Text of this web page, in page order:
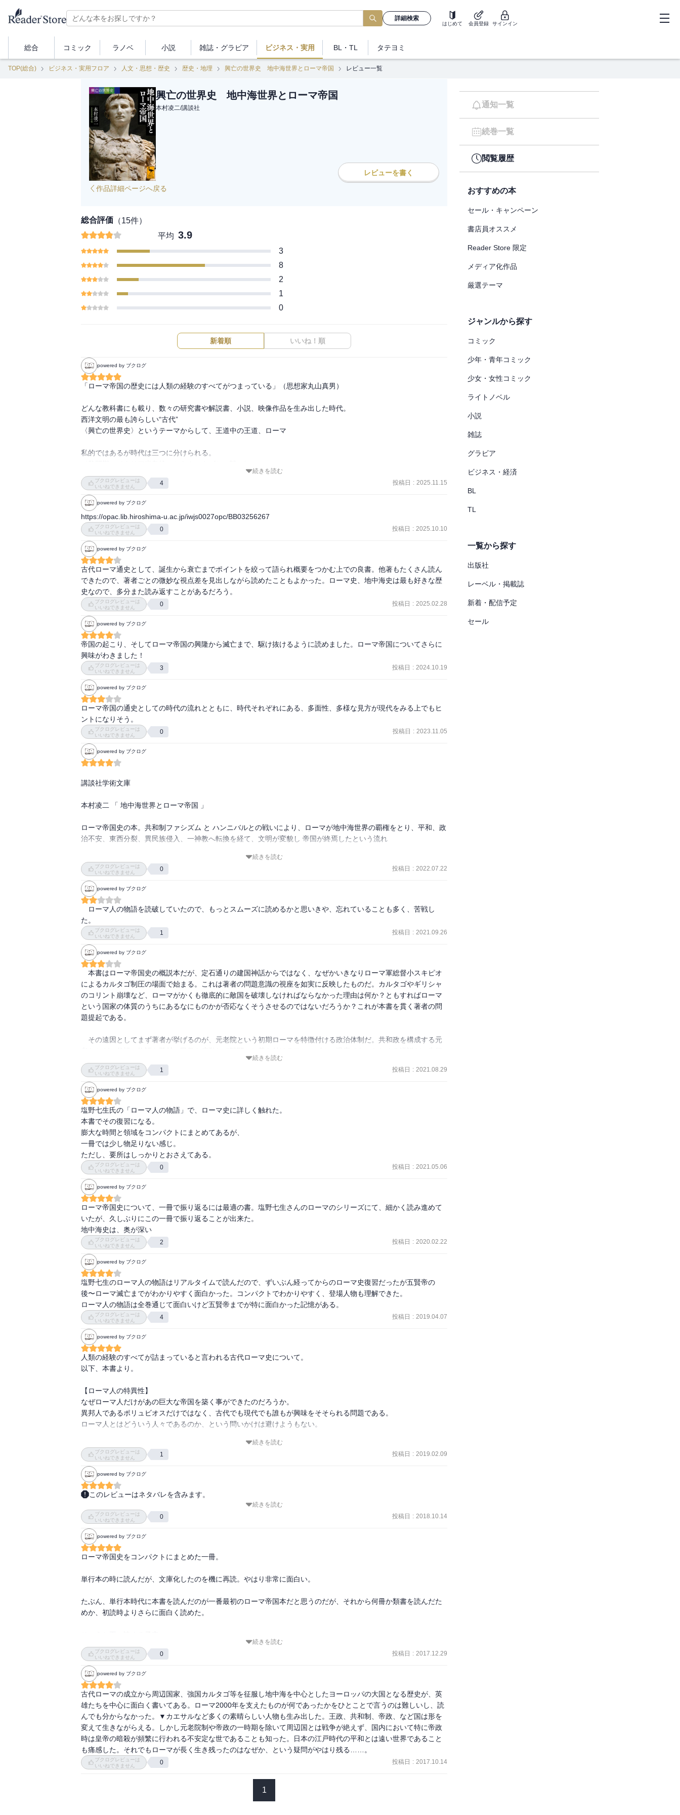
詳細検索
はじめて 会員登録 サインイン
総合 コミック ラノベ 小説 雑誌・ グラビア ビジネス ・実用 BL・TL タテヨミ
TOP(総合) ビジネス・実用フロア 人文・思想・歴史 歴史・地理 興亡の世界史 地中海世界とローマ帝国 レビュー一覧
興亡の世界史 地中海世界とローマ帝国
本村凌二/講談社
レビューを書く
作品詳細ページへ戻る
総合評価 （15件）
平均 3.9
3
8
2
1
0
新着順 いいね！順
powered by ブクログ
「ローマ帝国の歴史には人類の経験のすべてがつまっている」（思想家丸山真男）
どんな教科書にも載り、数々の研究書や解説書、小説、映像作品を生み出した時代。
西洋文明の最も誇らしい“古代”
〈興亡の世界史〉というテーマからして、王道中の王道、ローマ
私的ではあるが時代は三つに分けられる。
〈絶頂期、カエサル、オクタビアヌス〉
〈衰退期、ローマ帝国とキリスト教〉
千年近いローマの通史を３５０ページで連ねた本は、よく知られているカエサル時代はサラリと、そのかわり皇帝
ネロ以降を極力漏れのないように描いている。
戦いと陰謀に明け暮れるローマ、特に紀元三世紀以降はまともに寿命をまっとうした皇帝が数えるほどという有様
には、あらためて驚く。
そして、終盤はキリスト教布教のマッチポンプの役割を果たして、分裂し消えていく。
終章「文明の変貌と帝国の終焉」は、特に印象的。
作者曰く「古代末期はたそがれの時代ではなく、新しい秩序が生まれ、これまでにない考え方や感じ方が芽生えた
時代ではないだろうか」
衰亡は誕生につながるということか……。
続きを読む
ブクログレビューは
いいねできません
4 投稿日 : 2025.11.15
powered by ブクログ
https://opac.lib.hiroshima-u.ac.jp/iwjs0027opc/BB03256267
ブクログレビューは
いいねできません
0 投稿日 : 2025.10.10
powered by ブクログ
古代ローマ通史として、誕生から衰亡までポイントを絞って語られ概要をつかむ上での良書。他著もたくさん読ん
できたので、著者ごとの微妙な視点差を見出しながら読めたこともよかった。ローマ史、地中海史は最も好きな歴
史なので、多分また読み返すことがあるだろう。
ブクログレビューは
いいねできません
0 投稿日 : 2025.02.28
powered by ブクログ
帝国の起こり、そしてローマ帝国の興隆から滅亡まで、駆け抜けるように読めました。ローマ帝国についてさらに
興味がわきました！
ブクログレビューは
いいねできません
3 投稿日 : 2024.10.19
powered by ブクログ
ローマ帝国の通史としての時代の流れとともに、時代それぞれにある、多面性、多様な見方が現代をみる上でもヒ
ントになりそう。
ブクログレビューは
いいねできません
0 投稿日 : 2023.11.05
powered by ブクログ
講談社学術文庫
本村凌二 「 地中海世界とローマ帝国 」
ローマ帝国史の本。共和制ファシズム と ハンニバルとの戦いにより、ローマが地中海世界の覇権をとり、平和、政
治不安、東西分裂、異民族侵入、一神教へ転換を経て、文明が変貌し 帝国が終焉したという流れ
皇帝を中心に多くの人物を取り上げているが、カエサルとアウグストゥスは別格なページ数の多さ。「あとがき」
で取り上げた三人(マルクスアントニウス、ドミティアヌス帝、アンブロシウス)も興味深い
ローマ帝国の始まりと終わりについては、著者の特徴が出ているように思う。ローマ帝国の始まりであるカルタゴ
壊滅を ローマ人の「父祖の遺風」の精神から論じ、新しい時代の到来により ローマ帝国が終わったという論調。
帝国だけでなく、人間の営みは全て従来の体制と新しい時代のアンバランスから常に変化を強いられることを実感
した
「ローマの道は〜軍道である。戦いに勝っては領土を併合し、個々の都市と同盟関係を結ぶ」
続きを読む
ブクログレビューは
いいねできません
0 投稿日 : 2022.07.22
powered by ブクログ
ローマ人の物語を読破していたので、もっとスムーズに読めるかと思いきや、忘れていることも多く、苦戦し
た。
ブクログレビューは
いいねできません
1 投稿日 : 2021.09.26
powered by ブクログ
本書はローマ帝国史の概説本だが、定石通りの建国神話からではなく、なぜかいきなりローマ軍総督小スキピオ
によるカルタゴ制圧の場面で始まる。これは著者の問題意識の視座を如実に反映したものだ。カルタゴやギリシャ
のコリント崩壊など、ローマがかくも徹底的に敵国を破壊しなければならなかった理由は何か？ともすればローマ
という国家の体質のうちにあるなにものかが否応なくそうさせるのではないだろうか？これが本書を貫く著者の問
題提起である。
その遠因としてまず著者が挙げるのが、元老院という初期ローマを特徴付ける政治体制だ。共和政を構成する元
するアッシリア、ペルシャ、マケドニアの諸帝国では単一であった王者がここローマでは複数おり、寡頭政治の中
核を成しつつそれぞれが王者としての威厳を備え愛国精神を鼓舞する。その根底で作用したのが、ローマ人に受け
継がれる「父祖の遺風」、即ちハンニバルのような敵将といえど優秀な者を称揚し、失敗に寛容だが裏切りや臆病
者を強く非難する伝統的精神だという。
だとするなら、真っ先にその精神を体現したのがユリウス＝カエサルだということになるのだろう。異民族ガリ
ア人らに対する強圧さと、同胞ローマ人に対する寛容さを併せ持ち、地中海・小アジア世界の征服に果断に突き進
んだカエサルこそ、「父祖の遺風」の鋳型としてローマ世界の人々の意識に最初に刻みつけられた存在だった。し
かしその一方で独裁者との糾弾を受け暗殺の憂き目にあうのだが、この轍を踏むまいと元老たちとの調和の上に統
治を行なった初代皇帝アウグストゥスは「権力なき権威」のロールモデルとして、その後のローマ統治のあり方を
規定していくことになる。ここで重要なのは、「権威」の基底においてローマ伝統の神々に対する「敬虔」な態度
が要求されたことだと著者はいう。多種多様な民族を統治する帝国の為政者には各民族の神々を蔑ろにすることは
許されず、五賢帝の一人ハドリアヌスがパンテオン建造の際にそうしたように、必然的に自由で多神教的な宗教観
を重んじることとなる。
しかし、皇帝が軍事的な「権力」を常態的に頼みにした「三世紀の危機」以降の外交・経済的混乱の中で、ユダ
ヤ教・キリスト教の一神教が人々の不安を確実に掬い上げることに成功し、迫害に耐えながら遂に「ミラノ勅令」
で国教としての立場を確立する。著者はこの多神教から一神教へのスムーズな展開を、犠牲の献上による神々から
の救済を崇める古代地中海の精神世界に、神の子イエス・キリストの自己犠牲の構図がうまく合致したからだとい
うが、だとすればローマ古来の「父祖の遺風」や「権力なき権威」はこのキリスト教公認により突き崩された、と
いうことになるのだろうか。
本書全般に言えることだが、特にこの「父祖の遺風」の概念定義が曖昧なまま筆が進められているため、色んな
ところで都合よくこの概念が使われてしまっている。そのため、自ら冒頭で提起した「ローマの容赦ない攻撃性」
に対する回答も明確な輪郭がないままぼやけてしまい、本書の軸も消失してしまっているような気がする。ローマ
史を扱った書籍は数多あり、それでもなお知見を世に問おうとするならばそこには新奇性の強い視点が必要にな
る。本書では問題提起には独自性があり期待が持てたが、残念ながらその後の展開でその問題に首尾良く答えを提
示していく、という流れにはなっていないように感じた。
続きを読む
ブクログレビューは
いいねできません
1 投稿日 : 2021.08.29
powered by ブクログ
塩野七生氏の「ローマ人の物語」で、ローマ史に詳しく触れた。
本書でその復習になる。
膨大な時間と領域をコンパクトにまとめてあるが、
一冊では少し物足りない感じ。
ただし、要所はしっかりとおさえてある。
ブクログレビューは
いいねできません
0 投稿日 : 2021.05.06
powered by ブクログ
ローマ帝国史について、一冊で振り返るには最適の書。塩野七生さんのローマのシリーズにて、細かく読み進めて
いたが、久しぶりにこの一冊で振り返ることが出来た。
地中海史は、奥が深い
ブクログレビューは
いいねできません
2 投稿日 : 2020.02.22
powered by ブクログ
塩野七生のローマ人の物語はリアルタイムで読んだので、ずいぶん経ってからのローマ史復習だったが五賢帝の
後〜ローマ滅亡までがわかりやすく面白かった。コンパクトでわかりやすく、登場人物も理解できた。
ローマ人の物語は全巻通じて面白いけど五賢帝までが特に面白かった記憶がある。
ブクログレビューは
いいねできません
4 投稿日 : 2019.04.07
powered by ブクログ
人類の経験のすべてが詰まっていると言われる古代ローマ史について。
以下、本書より。
【ローマ人の特異性】
なぜローマ人だけがあの巨大な帝国を築く事ができたのだろうか。
異邦人であるポリュビオスだけではなく、古代でも現代でも誰もが興味をそそられる問題である。
ローマ人とはどういう人々であるのか、という問いかけは避けようもない。
住民の数ではヒスパニア人より少なく、活力ならばガリア人より弱く、多才さではカルタゴ人に譲り、学芸ではギ
リシャ人に及ばない。
そう指摘したのはキケロ。
しかし、神々への敬虔さと慎みではいかなる人々にも引けを取らない、と述べたのもキケロ。
それはどうしようもない宿命としてローマ人の意識の底に潜んでいた。
それら神々の怒りに触れない為には、ひたすら祭儀を怠らない事である。
この事はギリシャ人ポリュビオスの目にも異様に映っていたらしい。
この歴史家はこう語っている。
他国でなら迷信とされる事でも、ローマでは国家統合の要をなすものである。
こうした役割において宗教を凌ぐものはない。
続きを読む
ブクログレビューは
いいねできません
1 投稿日 : 2019.02.09
powered by ブクログ
このレビューはネタバレを含みます。
わかっていたことだけど、『ローマ帝国』について一冊で何かを述べることが出来る訳無いのは仕方ないよね。
それでも、通史でもやはり面白さは伝わるし、新たな発見もある。
三頭政治のクラッスス、お前どっから出てきたんや？つうか誰や？って疑問について、一部なりとも回答が得られ
た感あり。
い時代の序章でもある。そこら辺は気をつけたいなと。
続きを読む
ブクログレビューは
いいねできません
0 投稿日 : 2018.10.14
powered by ブクログ
ローマ帝国史をコンパクトにまとめた一冊。
単行本の時に読んだが、文庫化したのを機に再読。やはり非常に面白い。
たぶん、単行本時代に本書を読んだのが一番最初のローマ帝国本だと思うのだが、それから何冊か類書を読んだた
めか、初読時よりさらに面白く読めた。
続きを読む
ブクログレビューは
いいねできません
0 投稿日 : 2017.12.29
powered by ブクログ
古代ローマの成立から周辺国家、強国カルタゴ等を征服し地中海を中心としたヨーロッパの大国となる歴史が、英
雄たちを中心に面白く書いてある。ローマ2000年を支えたものが何であったかをひとことで言うのは難しいし、読
んでも分からなかった。▼カエサルなど多くの素晴らしい人物も生み出した。王政、共和制、帝政、など国は形を
変えて生きながらえる。しかし元老院制や帝政の一時期を除いて周辺国とは戦争が絶えず、国内において特に帝政
時は皇帝の暗殺が頻繁に行われる不安定な世であることも知った。日本の江戸時代の平和とは遠い世界であること
も痛感した。それでもローマが長く生き残ったのはなぜか、という疑問がやはり残る……。
ブクログレビューは
いいねできません
0 投稿日 : 2017.10.14
1
通知一覧
続巻一覧
閲覧履歴
おすすめの本
セール・キャンペーン
書店員オススメ
Reader Store 限定
メディア化作品
厳選テーマ
ジャンルから探す
コミック
少年・青年コミック
少女・女性コミック
ライトノベル
小説
雑誌
グラビア
ビジネス・経済
BL
TL
一覧から探す
出版社
レーベル・掲載誌
新着・配信予定
セール